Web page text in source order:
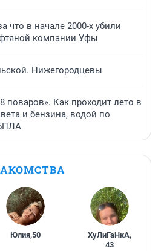
что в начале 2000-х убили
компании Уфы
Нижегородцевы
поваров». Как проходит лето в
и бензина, водой по
Юлия,50 ХуЛиГаНкА,
43